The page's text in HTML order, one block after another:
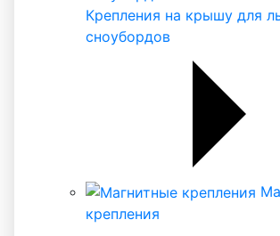
Крепления на крышу для
сноубордов
крепления